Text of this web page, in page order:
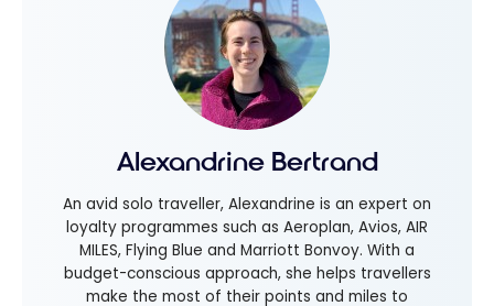
Alexandrine Bertrand
An avid solo traveller, Alexandrine is an expert on
loyalty programmes such as Aeroplan, Avios, AIR
MILES, Flying Blue and Marriott Bonvoy. With a
budget-conscious approach, she helps travellers
make the most of their points and miles to